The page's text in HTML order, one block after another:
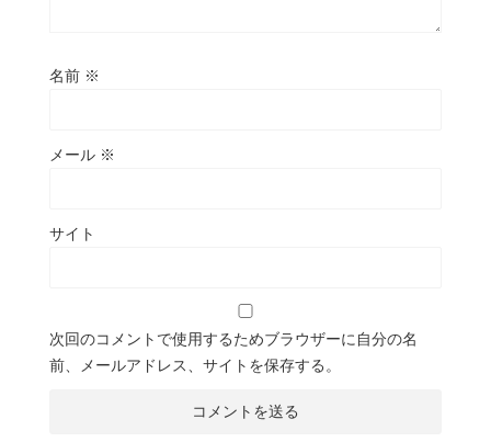
名前 ※
メール ※
サイト
次回のコメントで使用するためブラウザーに自分の名
前、メールアドレス、サイトを保存する。